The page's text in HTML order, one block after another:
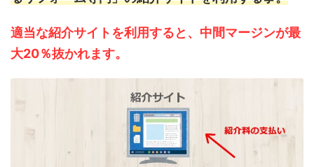
適当な紹介サイトを利用すると、中間マージンが最
大20％抜かれます。